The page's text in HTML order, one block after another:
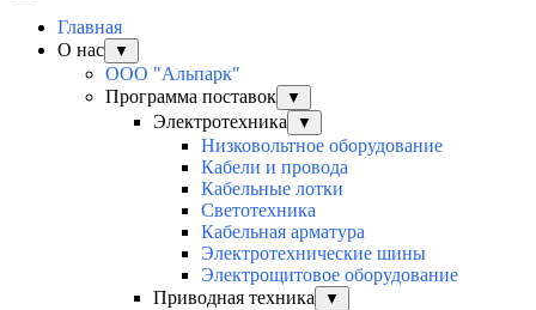
Главная
О нас
▼
ООО "Альпарк"
Программа поставок
▼
Электротехника ▼
Низковольтное оборудование
Кабели и провода
Кабельные лотки
Светотехника
Кабельная арматура
Электротехнические шины
Электрощитовое оборудование
Приводная техника
▼